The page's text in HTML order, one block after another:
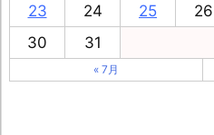
23
24 25 26
30
31
« 7月